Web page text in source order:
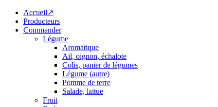
Accueil↗
Producteurs
Commander
Légume
Aromatique
Ail, oignon, échalote
Colis, panier de légumes
Légume (autre)
Pomme de terre
Salade, laitue
Fruit